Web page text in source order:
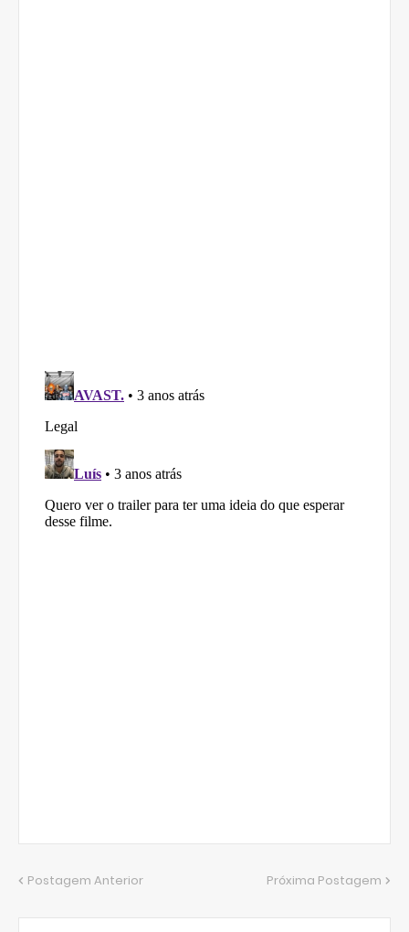
Postagem Anterior Próxima Postagem